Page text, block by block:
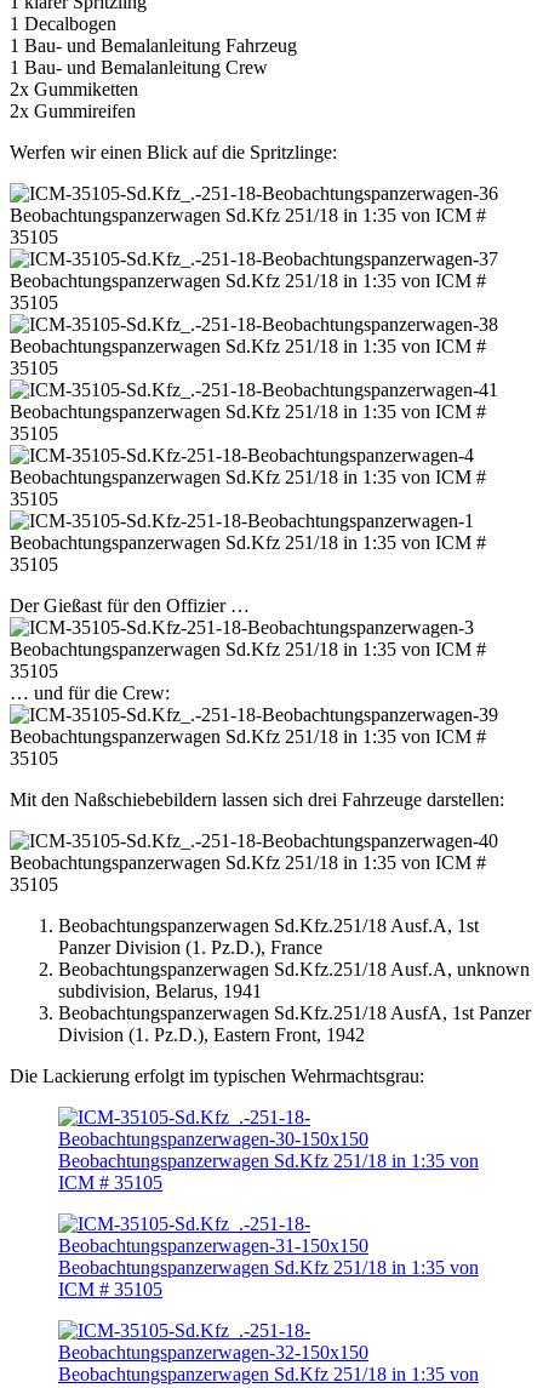
1 Decalbogen
1 Bau- und Bemalanleitung Fahrzeug
1 Bau- und Bemalanleitung Crew
2x Gummiketten
2x Gummireifen
Werfen wir einen Blick auf die Spritzlinge:
Der Gießast für den Offizier …
… und für die Crew:
Mit den Naßschiebebildern lassen sich drei Fahrzeuge darstellen:
Beobachtungspanzerwagen Sd.Kfz.251/18 Ausf.A, 1st
Panzer Division (1. Pz.D.), France
Beobachtungspanzerwagen Sd.Kfz.251/18 Ausf.A, unknown
subdivision, Belarus, 1941
Beobachtungspanzerwagen Sd.Kfz.251/18 AusfA, 1st Panzer
Division (1. Pz.D.), Eastern Front, 1942
Die Lackierung erfolgt im typischen Wehrmachtsgrau: